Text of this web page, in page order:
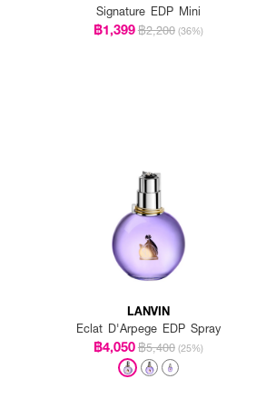
Signature EDP Mini
฿1,399฿2,200 (36%)
LANVIN
Eclat D'Arpege EDP Spray
฿4,050฿5,400 (25%)